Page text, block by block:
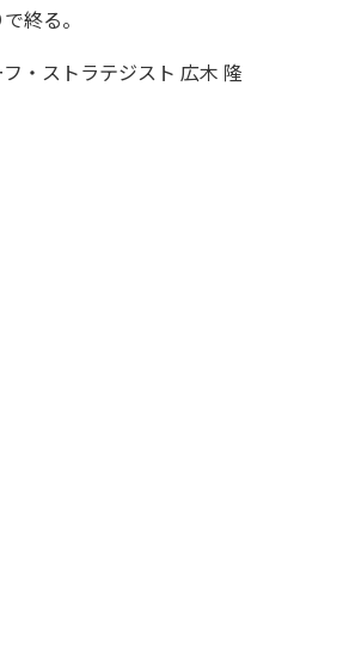
終る。
・ストラテジスト 広木 隆